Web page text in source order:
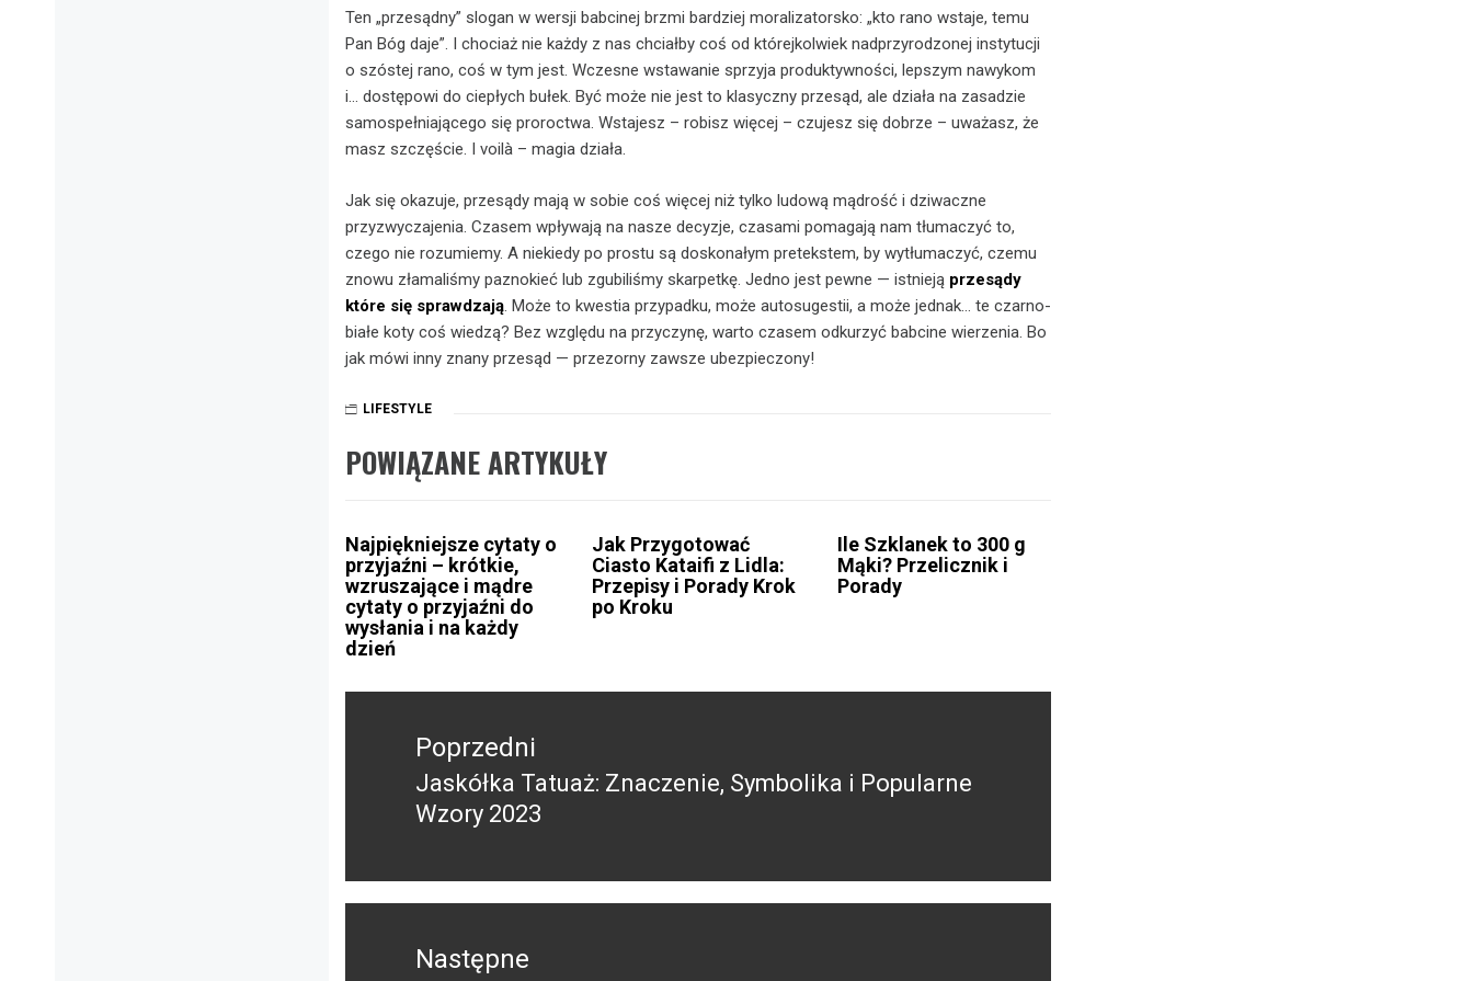
Ten „przesądny” slogan w wersji babcinej brzmi bardziej moralizatorsko: „kto rano wstaje, temu
Pan Bóg daje”. I chociaż nie każdy z nas chciałby coś od którejkolwiek nadprzyrodzonej instytucji
o szóstej rano, coś w tym jest. Wczesne wstawanie sprzyja produktywności, lepszym nawykom
i… dostępowi do ciepłych bułek. Być może nie jest to klasyczny przesąd, ale działa na zasadzie
samospełniającego się proroctwa. Wstajesz – robisz więcej – czujesz się dobrze – uważasz, że
masz szczęście. I voilà – magia działa.
Jak się okazuje, przesądy mają w sobie coś więcej niż tylko ludową mądrość i dziwaczne
przyzwyczajenia. Czasem wpływają na nasze decyzje, czasami pomagają nam tłumaczyć to,
czego nie rozumiemy. A niekiedy po prostu są doskonałym pretekstem, by wytłumaczyć, czemu
znowu złamaliśmy paznokieć lub zgubiliśmy skarpetkę. Jedno jest pewne — istnieją przesądy
które się sprawdzają . Może to kwestia przypadku, może autosugestii, a może jednak… te czarno-
białe koty coś wiedzą? Bez względu na przyczynę, warto czasem odkurzyć babcine wierzenia. Bo
jak mówi inny znany przesąd — przezorny zawsze ubezpieczony!
LIFESTYLE
POWIĄZANE ARTYKUŁY
Najpiękniejsze cytaty o
przyjaźni – krótkie,
wzruszające i mądre
cytaty o przyjaźni do
wysłania i na każdy
dzień
Jak Przygotować
Ciasto Kataifi z Lidla:
Przepisy i Porady Krok
po Kroku
Ile Szklanek to 300 g
Mąki? Przelicznik i
Porady
Nawigacja
Poprzedni
Poprzedni
wpis:
Jaskółka Tatuaż: Znaczenie, Symbolika i Popularne
Wzory 2023
Następne